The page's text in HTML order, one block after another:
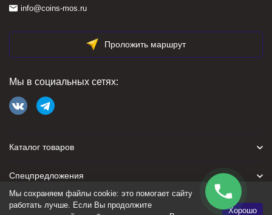
info@coins-mos.ru
Проложить маршрут
Мы в социальных сетях:
Каталог товаров
Спецпредложения
Для покупателя
Мы сохраняем файлы cookie: это помогает сайту
работать лучше. Если Вы продолжите
Хорошо